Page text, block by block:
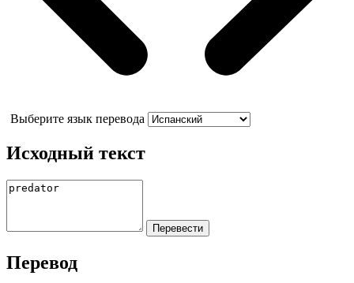
Выберите язык перевода
Исходный текст
Перевод